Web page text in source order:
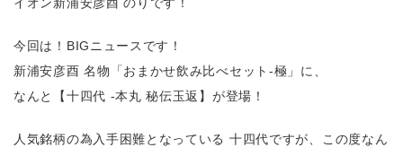
今回は！BIGニュースです！
新浦安彦酉 名物「おまかせ飲み比べセット-極」に、
なんと【十四代 -本丸 秘伝玉返】が登場！
人気銘柄の為入手困難となっている 十四代ですが、この度なん